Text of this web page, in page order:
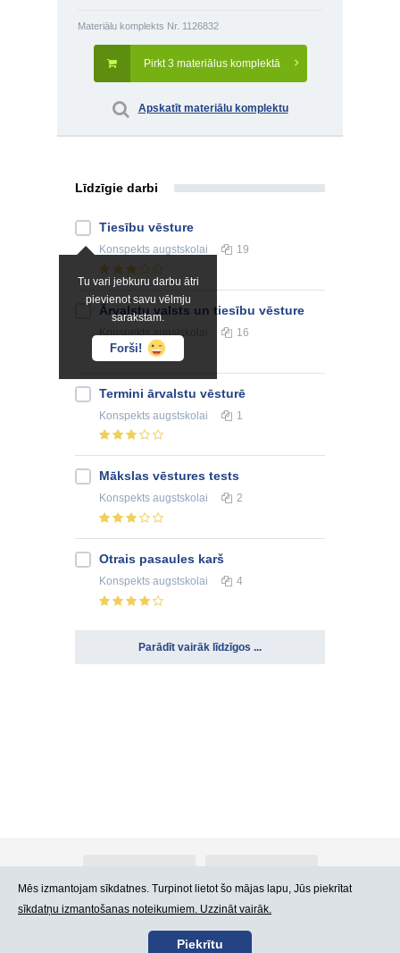
Materiālu komplekts Nr. 1126832
Pirkt 3 materiālus komplektā
Apskatīt materiālu komplektu
Līdzīgie darbi
Tu vari jebkuru darbu ātri
pievienot savu vēlmju
sarakstam.
Forši!
Tiesību vēsture
Konspekts augstskolai 19
Ārvalstu valsts un tiesību vēsture
Konspektsaugstskolai 16
Termini ārvalstu vēsturē
Konspekts augstskolai 1
Mākslas vēstures tests
Konspekts augstskolai 2
Otrais pasaules karš
Konspekts augstskolai 4
Parādīt vairāk līdzīgos ...
Kontakti Lietošanas noteikumi
Mēs izmantojam sīkdatnes. Turpinot lietot šo mājas lapu, Jūs piekrītat
sīkdatņu izmantošanas noteikumiem. Uzzināt vairāk.
Piekrītu